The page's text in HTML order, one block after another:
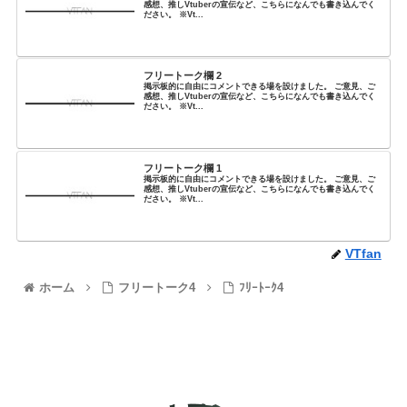
感想、推しVtuberの宣伝など、こちらになんでも書き込んでく
ださい。 ※Vt...
フリートーク欄 2
掲示板的に自由にコメントできる場を設けました。 ご意見、ご
感想、推しVtuberの宣伝など、こちらになんでも書き込んでく
ださい。 ※Vt...
フリートーク欄 1
掲示板的に自由にコメントできる場を設けました。 ご意見、ご
感想、推しVtuberの宣伝など、こちらになんでも書き込んでく
ださい。 ※Vt...
VTfan
ホーム フリートーク4 ﾌﾘｰﾄｰｸ4